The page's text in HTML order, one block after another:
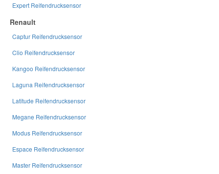
Expert Reifendrucksensor
Renault
Captur Reifendrucksensor
Clio Reifendrucksensor
Kangoo Reifendrucksensor
Laguna Reifendrucksensor
Latitude Reifendrucksensor
Megane Reifendrucksensor
Modus Reifendrucksensor
Espace Reifendrucksensor
Master Reifendrucksensor